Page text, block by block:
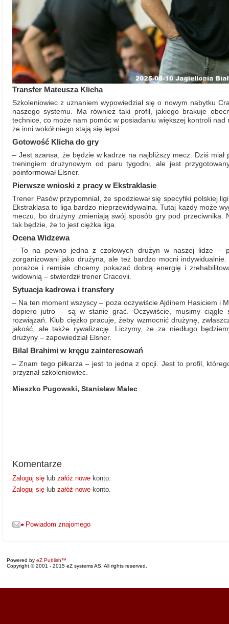
Transfer Mateusza Klicha
Szkoleniowiec z uznaniem wypowiedział się o nowym nabytku
naszego systemu. Ma również taki profil, jakiego brakuje
technice, co może nam pomóc w posiadaniu większej kontroli
że inni wokół niego stają się lepsi.
Gotowość Klicha do gry
– Jest szansa, że będzie w kadrze na najbliższy mecz. Dziś miał
treningiem drużynowym od paru tygodni, ale jest
poinformował Elsner.
Pierwsze wnioski z pracy w Ekstraklasie
Trener Pasów przypomniał, że spodziewał się specyfiki polskiej
Ekstraklasa to liga bardzo nieprzewidywalna. Tutaj każdy może
meczu, bo drużyny zmieniają swój sposób gry pod przeciwnika.
tak będzie, że to jest ciężka liga.
Ocena Widzewa
– To na pewno jedna z czołowych drużyn w naszej lidze –
zorganizowani jako drużyna, ale też bardzo mocni
porażce i remisie chcemy pokazać dobrą energię i
widownią – stwierdził trener Cracovii.
Sytuacja kadrowa i transfery
– Na ten moment wszyscy – poza oczywiście Ajdinem Hasiciem i
dopiero jutro – są w stanie grać. Oczywiście, musimy ciągle
rozwiązań. Klub ciężko pracuje, żeby wzmocnić drużynę,
jakość, ale także rywalizację. Liczymy, że za niedługo
drużyny – zapowiedział Elsner.
Bilal Brahimi w kręgu zainteresowań
– Znam tego piłkarza – jest to jedna z opcji. Jest to profil,
przyznał szkoleniowiec.
Mieszko Pugowski, Stanisław Malec
Komentarze
Zaloguj się lub załóż nowe konto.
Zaloguj się lub załóż nowe konto.
Powiadom znajomego
Powered by eZ Publish™
Copyright © 2001 - 2015 eZ systems AS. All rights reserved.